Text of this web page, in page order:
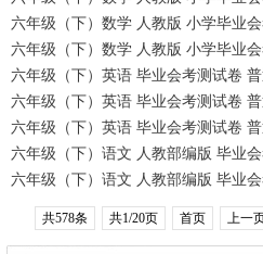
六年级（下）数学 人教版 小学毕业
六年级（下）数学 人教版 小学毕业
六年级（下）英语 毕业会考测试卷
六年级（下）英语 毕业会考测试卷
六年级（下）英语 毕业会考测试卷
六年级（下）语文 人教部编版 毕业
六年级（下）语文 人教部编版 毕业
共578条 共1/20页 首页 上一